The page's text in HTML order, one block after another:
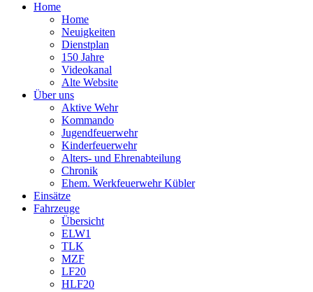
Home
Home
Neuigkeiten
Dienstplan
150 Jahre
Videokanal
Alte Website
Über uns
Aktive Wehr
Kommando
Jugendfeuerwehr
Kinderfeuerwehr
Alters- und Ehrenabteilung
Chronik
Ehem. Werkfeuerwehr Kübler
Einsätze
Fahrzeuge
Übersicht
ELW1
TLK
MZF
LF20
HLF20